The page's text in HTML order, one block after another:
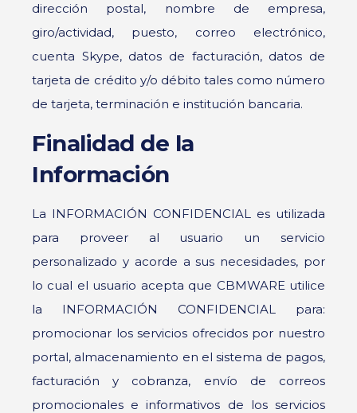
dirección postal, nombre de empresa,
giro/actividad, puesto, correo electrónico,
cuenta Skype, datos de facturación, datos de
tarjeta de crédito y/o débito tales como número
de tarjeta, terminación e institución bancaria.
Finalidad de la
Información
La INFORMACIÓN CONFIDENCIAL es utilizada
para proveer al usuario un servicio
personalizado y acorde a sus necesidades, por
lo cual el usuario acepta que CBMWARE utilice
la INFORMACIÓN CONFIDENCIAL para:
promocionar los servicios ofrecidos por nuestro
portal, almacenamiento en el sistema de pagos,
facturación y cobranza, envío de correos
promocionales e informativos de los servicios